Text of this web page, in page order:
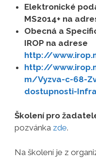
Elektronické
MS2014+ na
Obecná a
IROP na adrese
http://
http://
m/Vyzva-c-68-
dostupnosti-
Školení pro
pozvánka zde.
Na školení je z